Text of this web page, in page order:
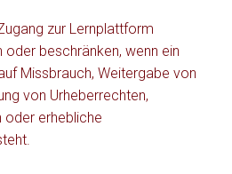
zur Lernplattform
beschränken, wenn ein
Missbrauch, Weitergabe von
von Urheberrechten,
oder erhebliche